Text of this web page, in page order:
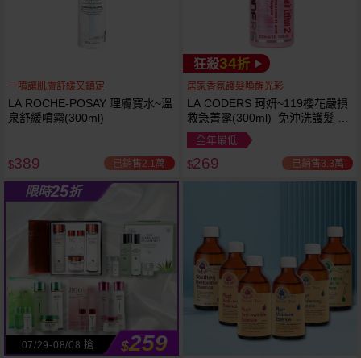
一噴讓肌膚舒緩又鎮定
LA ROCHE-POSAY 理膚寶水~溫
泉舒緩噴霧(300ml)
$389 已銷售2.1萬
狂殺34折
居家香氛護髮喚醒光彩
LA CODERS 珂妍~119櫻花嚴損
救急菁露(300ml) 免沖洗護髮 蕾
舒法克
全年最低
$269 已銷售3.3萬
限時25折
07/29-08/08 搶 $259